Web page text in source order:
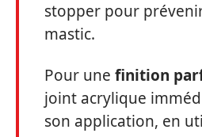
stopper pour prévenir
mastic.
Pour une finition
joint acrylique
son application, en